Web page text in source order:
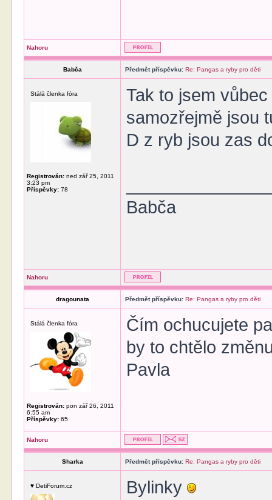
Nahoru
Babča Předmět příspěvku: Re: Pangas a ryby pro děti
Stálá členka fóra
Registrován: ned zář 25, 2011
3:23 pm
Příspěvky: 78
Tak to jsem
samozřejmě jsou
D z ryb jsou zas
Babča
Nahoru
dragounata Předmět příspěvku: Re: Pangas a ryby pro děti
Stálá členka fóra
Registrován: pon zář 26, 2011
6:55 am
Příspěvky: 65
Čím ochucujete
by to chtělo
Pavla
Nahoru
Sharka Předmět příspěvku: Re: Pangas a ryby pro děti
♥ DetiForum.cz Bylinky